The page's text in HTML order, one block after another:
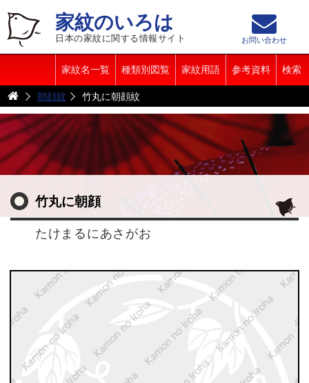
家紋のいろは
日本の家紋に関する情報サイト
家紋名一覧 種類別図覧 家紋用語 参考資料 検索
お問い合わせ
朝顔紋 竹丸に朝顔紋
竹丸に朝顔
たけまるにあさがお